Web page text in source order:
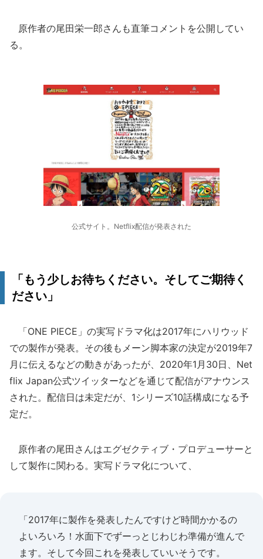
原作者の尾田栄一郎さんも直筆コメントを公開してい
る。
公式サイト。Netflix配信が発表された
「もう少しお待ちください。そしてご期待く
ださい」
「ONE PIECE」の実写ドラマ化は2017年にハリウッド
での製作が発表。その後もメーン脚本家の決定が2019年7
月に伝えるなどの動きがあったが、2020年1月30日、Net
flix Japan公式ツイッターなどを通じて配信がアナウンス
された。配信日は未定だが、1シリーズ10話構成になる予
定だ。
原作者の尾田さんはエグゼクティブ・プロデューサーと
して製作に関わる。実写ドラマ化について、
「2017年に製作を発表したんですけど時間かかるの
よいろいろ！水面下でずーっとじわじわ準備が進んで
ます。そして今回これを発表していいそうです。